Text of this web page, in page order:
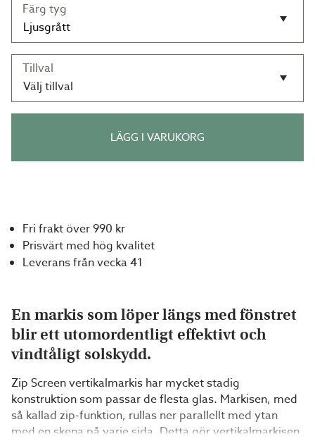
Färg tyg
Tillval
Välj tillval
LÄGG I VARUKORG
Fri frakt över 990 kr
Prisvärt med hög kvalitet
Leverans från vecka 41
En markis som löper längs med fönstret
blir ett utomordentligt effektivt och
vindtåligt solskydd.
Zip Screen vertikalmarkis har mycket stadig
konstruktion som passar de flesta glas. Markisen, med
så kallad zip-funktion, rullas ner parallellt med ytan
med en skena på varje sida. Detta gör vertikalmarkisen